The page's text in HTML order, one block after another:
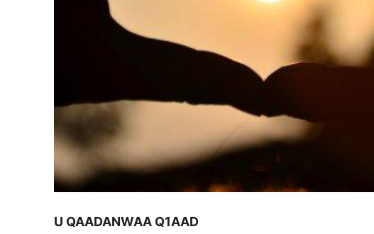
U QAADANWAA Q1AAD